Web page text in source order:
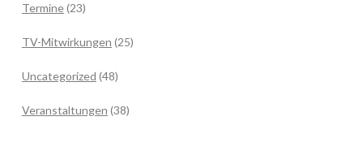
Termine(23)
TV-Mitwirkungen (25)
Uncategorized (48)
Veranstaltungen (38)